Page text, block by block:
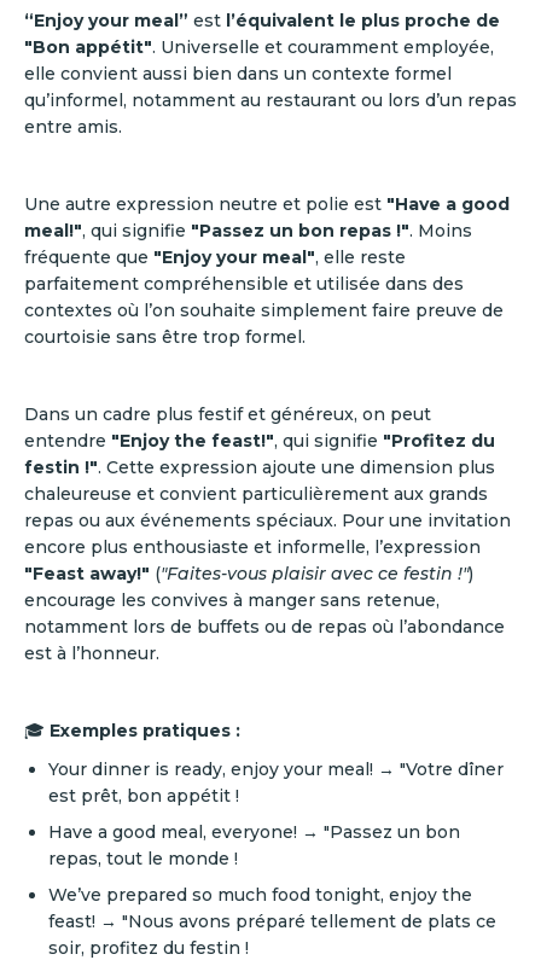
“Enjoy your meal” est l’équivalent le plus proche de
"Bon appétit". Universelle et couramment employée,
elle convient aussi bien dans un contexte formel
qu’informel, notamment au restaurant ou lors d’un repas
entre amis.
Une autre expression neutre et polie est "Have a good
meal!", qui signifie "Passez un bon repas !". Moins
fréquente que "Enjoy your meal", elle reste
parfaitement compréhensible et utilisée dans des
contextes où l’on souhaite simplement faire preuve de
courtoisie sans être trop formel.
Dans un cadre plus festif et généreux, on peut
entendre "Enjoy the feast!", qui signifie "Profitez du
festin !". Cette expression ajoute une dimension plus
chaleureuse et convient particulièrement aux grands
repas ou aux événements spéciaux. Pour une invitation
encore plus enthousiaste et informelle, l’expression
"Feast away!" ("Faites-vous plaisir avec ce festin !")
encourage les convives à manger sans retenue,
notamment lors de buffets ou de repas où l’abondance
est à l’honneur.
🎓 Exemples pratiques :
Your dinner is ready, enjoy your meal! → "Votre dîner
est prêt, bon appétit !
Have a good meal, everyone! → "Passez un bon
repas, tout le monde !
We’ve prepared so much food tonight, enjoy the
feast! → "Nous avons préparé tellement de plats ce
soir, profitez du festin !